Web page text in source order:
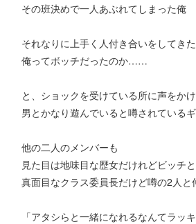
その班決めで一人あぶれてしまった俺
それなりに上手く人付き合いをしてき
俺ってボッチだったのか……
と、ショックを受けている所に声をか
男とかなり遊んでいると噂されている
他の二人のメンバーも
見た目は地味目な歴女だけれどビッチ
真面目なクラス委員長だけど噂の2人
「アタシらと一緒になれるなんてラッ